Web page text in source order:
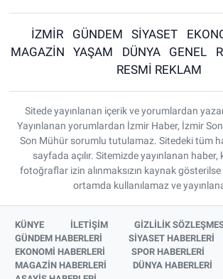
İZMİR GÜNDEM SİYASET
MAGAZİN
YAŞAM DÜNYA GENEL
RESMİ REKLAM
Sitede yayınlanan içerik ve yorumlardan
Yayınlanan yorumlardan İzmir Haber, İzmir
Son Mühür sorumlu tutulamaz. Sitedeki tüm
sayfada açılır. Sitemizde yayınlanan haber,
fotoğraflar izin alınmaksızın kaynak
ortamda kullanılamaz ve
KÜNYE İLETİŞİM
GİZLİLİK
GÜNDEM HABERLERİ
SİYASET HABERLERİ
EKONOMİ HABERLERİ
SPOR HABERLERİ
MAGAZİN HABERLERİ
DÜNYA HABERLERİ